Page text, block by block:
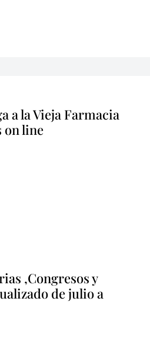
a la Vieja Farmacia
on line
,Congresos y
de julio a